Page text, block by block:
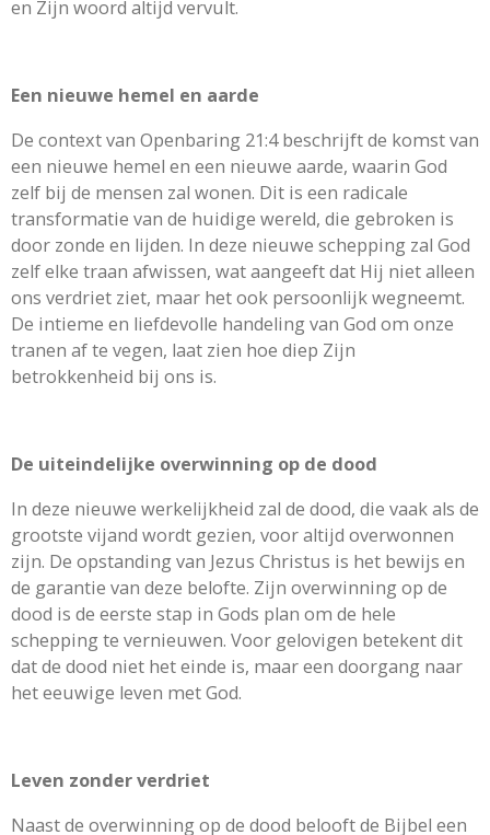
en Zijn woord altijd vervult.
Een nieuwe hemel en aarde
De context van Openbaring 21:4 beschrijft de komst van
een nieuwe hemel en een nieuwe aarde, waarin God
zelf bij de mensen zal wonen. Dit is een radicale
transformatie van de huidige wereld, die gebroken is
door zonde en lijden. In deze nieuwe schepping zal God
zelf elke traan afwissen, wat aangeeft dat Hij niet alleen
ons verdriet ziet, maar het ook persoonlijk wegneemt.
De intieme en liefdevolle handeling van God om onze
tranen af te vegen, laat zien hoe diep Zijn
betrokkenheid bij ons is.
De uiteindelijke overwinning op de dood
In deze nieuwe werkelijkheid zal de dood, die vaak als de
grootste vijand wordt gezien, voor altijd overwonnen
zijn. De opstanding van Jezus Christus is het bewijs en
de garantie van deze belofte. Zijn overwinning op de
dood is de eerste stap in Gods plan om de hele
schepping te vernieuwen. Voor gelovigen betekent dit
dat de dood niet het einde is, maar een doorgang naar
het eeuwige leven met God.
Leven zonder verdriet
Naast de overwinning op de dood belooft de Bijbel een